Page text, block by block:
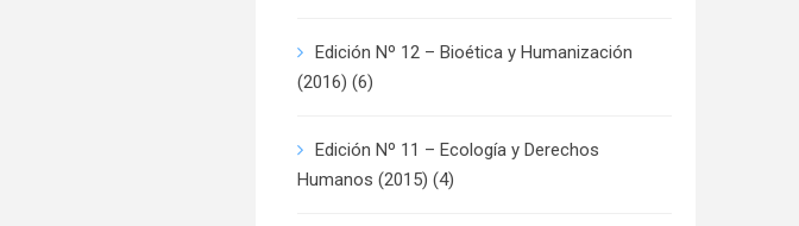
Edición Nº 12 – Bioética y Humanización
(2016) (6)
Edición Nº 11 – Ecología y Derechos
Humanos (2015) (4)